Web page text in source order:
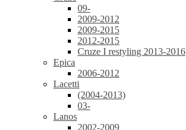
09-
2009-2012
2009-2015
2012-2015
Cruze I restyling 2013-2016
Epica
2006-2012
Lacetti
(2004-2013)
03-
Lanos
2002-2009